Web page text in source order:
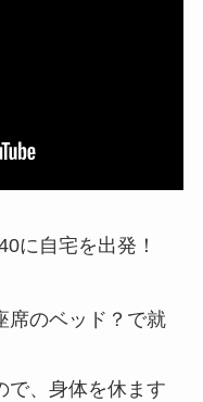
に自宅を出発！
席のベッド？で就
で、身体を休ます